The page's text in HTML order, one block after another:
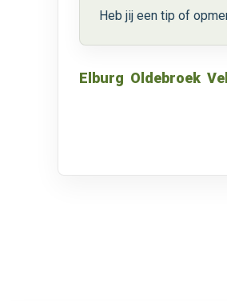
Heb jij een tip of
Elburg Oldebroek